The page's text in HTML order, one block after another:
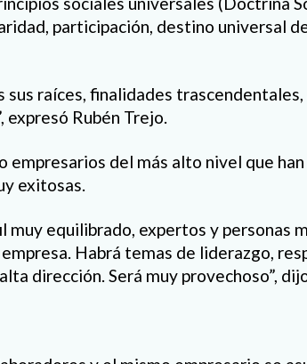
participación, destino universal
sus raíces, finalidades
expresó Rubén Trejo.
empresarios del más alto nivel que
exitosas.
muy equilibrado, expertos y personas
Habrá temas de liderazgo,
dirección. Será muy provechoso”,